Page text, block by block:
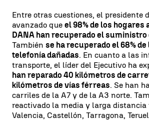
Entre otras cuestiones, el presidente
avanzado que el 98% de los hogares
DANA han recuperado el
También se ha recuperado el 68%
telefonía dañadas. En cuanto a las
transporte, el líder del Ejecutivo ha
han reparado 40 kilómetros de
kilómetros de vías férreas. Se han
carriles de la A7 y de la A3 norte.
reactivado la media y larga
Valencia, Castellón, Tarragona,